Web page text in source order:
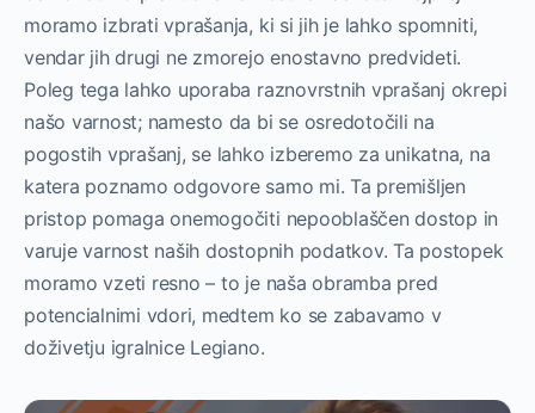
moramo izbrati vprašanja, ki si jih je lahko spomniti,
vendar jih drugi ne zmorejo enostavno predvideti.
Poleg tega lahko uporaba raznovrstnih vprašanj okrepi
našo varnost; namesto da bi se osredotočili na
pogostih vprašanj, se lahko izberemo za unikatna, na
katera poznamo odgovore samo mi. Ta premišljen
pristop pomaga onemogočiti nepooblaščen dostop in
varuje varnost naših dostopnih podatkov. Ta postopek
moramo vzeti resno – to je naša obramba pred
potencialnimi vdori, medtem ko se zabavamo v
doživetju igralnice Legiano.